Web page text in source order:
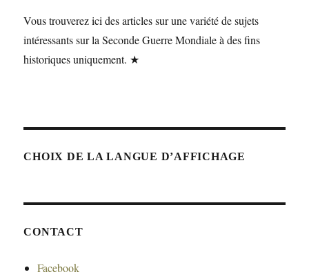
Vous trouverez ici des articles sur une variété de sujets
intéressants sur la Seconde Guerre Mondiale à des fins
historiques uniquement. ★
CHOIX DE LA LANGUE D’AFFICHAGE
CONTACT
Facebook